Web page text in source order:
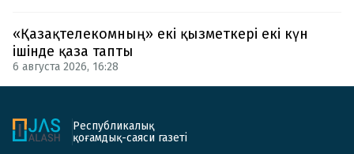
«Қазақтелекомның» екі қызметкері екі күн
ішінде қаза тапты
6 августа 2026, 16:28
Республикалық
қоғамдық-саяси газеті